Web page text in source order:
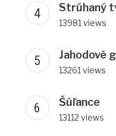
Strúhaný
13981 views
Jahodové
13261 views
Šúľance
13112 views